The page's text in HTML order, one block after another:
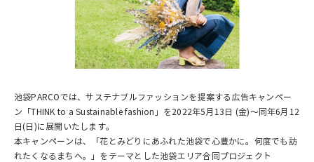
池袋PARCOでは、サステナブルファッションを提案する広告キャンペー
ン「THINK to a Sustainable fashion」を2022年5月13日 (金)～同年6月12
日(日)に展開いたします。
本キャンペーンは、「花とみどりにあふれた池袋で心豊かに。何度でも訪
れたくなるまちへ。」をテーマとした池袋エリア合同プロジェクト